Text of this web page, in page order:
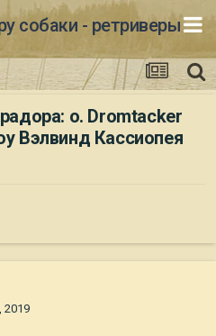
собаки - ретриверы
о. Dromtacker
Вэлвинд Кассиопея
2019